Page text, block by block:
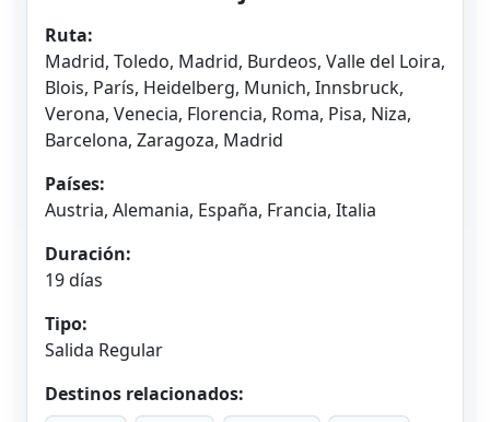
Ruta:
Madrid, Toledo, Madrid, Burdeos, Valle del Loira,
Blois, París, Heidelberg, Munich, Innsbruck,
Verona, Venecia, Florencia, Roma, Pisa, Niza,
Barcelona, Zaragoza, Madrid
Países:
Austria, Alemania, España, Francia, Italia
Duración:
19 días
Tipo:
Salida Regular
Destinos relacionados: